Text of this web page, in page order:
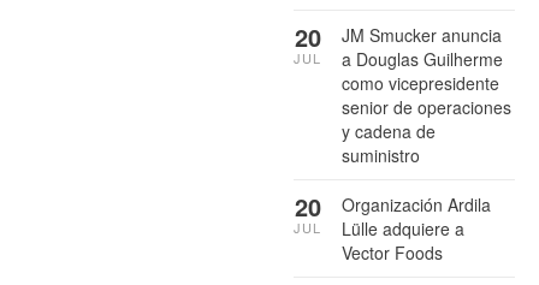
JM Smucker anuncia
a Douglas Guilherme
como vicepresidente
senior de operaciones
y cadena de
suministro
20
JUL
Organización Ardila
Lülle adquiere a
Vector Foods
20
JUL